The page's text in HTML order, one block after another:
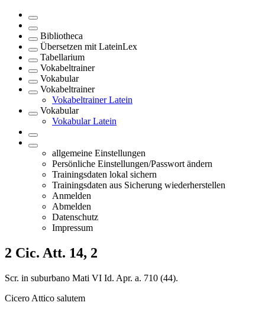
Bibliotheca
Übersetzen mit LateinLex
Tabellarium
Vokabeltrainer
Vokabular
Vokabeltrainer
Vokabeltrainer Latein
Vokabular
Vokabular Latein
allgemeine Einstellungen
Persönliche Einstellungen/Passwort ändern
Trainingsdaten lokal sichern
Trainingsdaten aus Sicherung wiederherstellen
Anmelden
Abmelden
Datenschutz
Impressum
2 Cic. Att. 14, 2
Scr. in suburbano Mati VI Id. Apr. a. 710 (44).
Cicero Attico salutem